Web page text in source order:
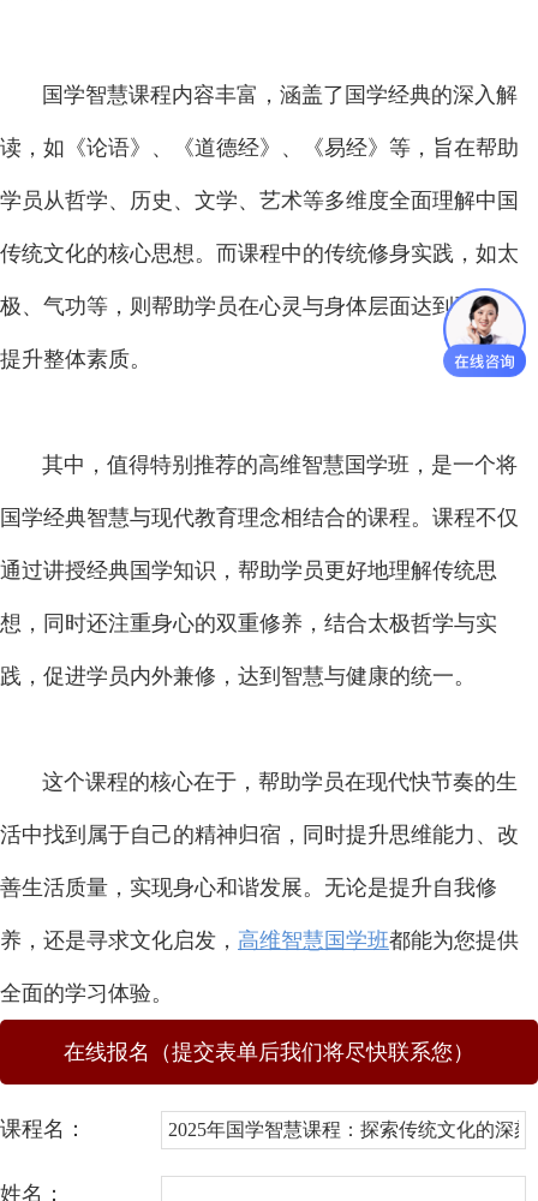
国学智慧课程内容丰富，涵盖了国学经典的深入解
读，如《论语》、《道德经》、《易经》等，旨在帮助
学员从哲学、历史、文学、艺术等多维度全面理解中国
传统文化的核心思想。而课程中的传统修身实践，如太
极、气功等，则帮助学员在心灵与身体层面达到平衡，
提升整体素质。
其中，值得特别推荐的高维智慧国学班，是一个将
国学经典智慧与现代教育理念相结合的课程。课程不仅
通过讲授经典国学知识，帮助学员更好地理解传统思
想，同时还注重身心的双重修养，结合太极哲学与实
践，促进学员内外兼修，达到智慧与健康的统一。
这个课程的核心在于，帮助学员在现代快节奏的生
活中找到属于自己的精神归宿，同时提升思维能力、改
善生活质量，实现身心和谐发展。无论是提升自我修
养，还是寻求文化启发， 高维智慧国学班都能为您提供
全面的学习体验。
在线报名（提交表单后我们将尽快联系您）
课程名：
姓名：